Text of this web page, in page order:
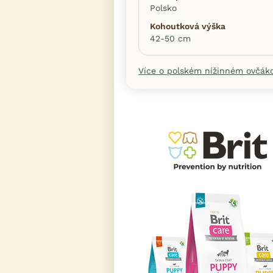
Polsko
Kohoutková výška
42-50 cm
Více o polském nížinném